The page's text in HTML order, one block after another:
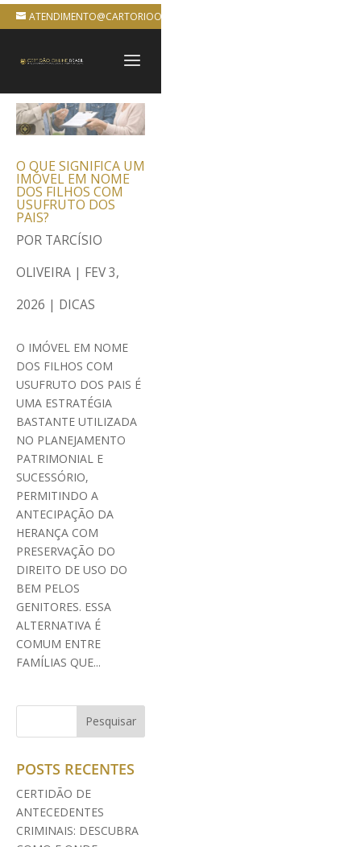
ATENDIMENTO@CARTORIOONLINEBRASIL.COM.BR
O QUE SIGNIFICA UM
IMÓVEL EM NOME
DOS FILHOS COM
USUFRUTO DOS
PAIS?
POR TARCÍSIO
OLIVEIRA | FEV 3,
2026 | DICAS
O IMÓVEL EM NOME
DOS FILHOS COM
USUFRUTO DOS PAIS É
UMA ESTRATÉGIA
BASTANTE UTILIZADA
NO PLANEJAMENTO
PATRIMONIAL E
SUCESSÓRIO,
PERMITINDO A
ANTECIPAÇÃO DA
HERANÇA COM
PRESERVAÇÃO DO
DIREITO DE USO DO
BEM PELOS
GENITORES. ESSA
ALTERNATIVA É
COMUM ENTRE
FAMÍLIAS QUE...
POSTS RECENTES
CERTIDÃO DE
ANTECEDENTES
CRIMINAIS: DESCUBRA